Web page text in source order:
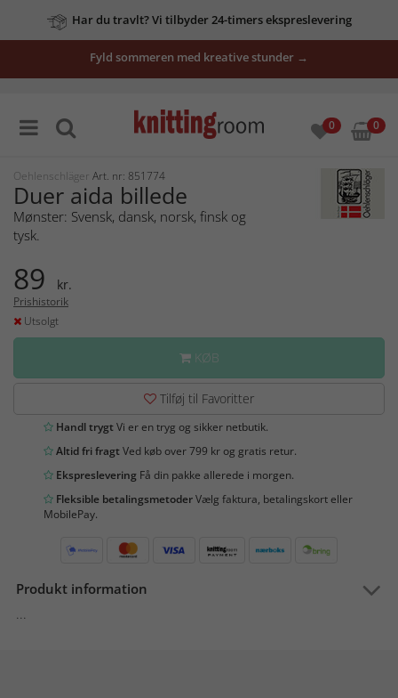
Har du travlt? Vi tilbyder 24-timers ekspreslevering
Fyld sommeren med kreative stunder →
0 0
Oehlenschläger Art. nr: 851774
Duer aida billede
Mønster: Svensk, dansk, norsk, finsk og
tysk.
89 kr.
Prishistorik
Utsolgt
KØB
Tilføj til Favoritter
Handl trygtVi er en tryg og sikker netbutik.
Altid fri fragtVed køb over 799 kr og gratis retur.
Ekspreslevering Få din pakke allerede i morgen.
Fleksible betalingsmetoderVælg faktura, betalingskort eller
MobilePay.
Produkt information
...